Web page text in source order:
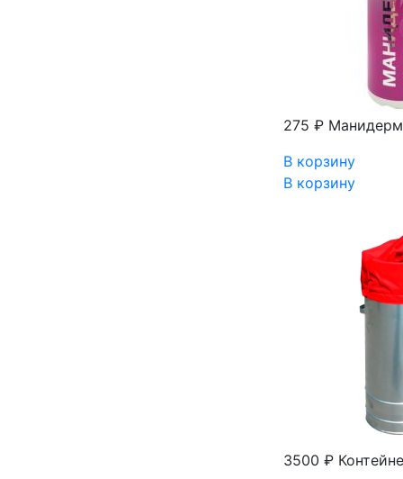
275 ₽
В корзину
В корзину
3500 ₽